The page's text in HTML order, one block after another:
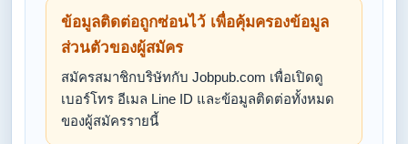
ข้อมูลติดต่อถูกซ่อนไว้ เพื่อคุ้มครองข้อมูล
ส่วนตัวของผู้สมัคร
สมัครสมาชิกบริษัทกับ Jobpub.com เพื่อเปิดดู
เบอร์โทร อีเมล Line ID และข้อมูลติดต่อทั้งหมด
ของผู้สมัครรายนี้